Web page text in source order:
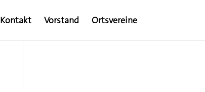
Kontakt Vorstand Ortsvereine